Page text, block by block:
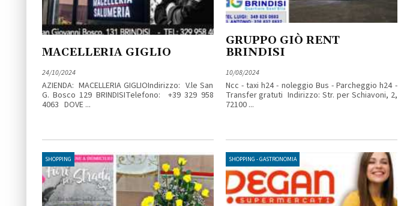
MACELLERIA GIGLIO
24/10/2024
AZIENDA: MACELLERIA GIGLIOIndirizzo: V.le San
G. Bosco 129 BRINDISITelefono: +39 329 958
4063 DOVE ...
GRUPPO GIÒ RENT
BRINDISI
10/08/2024
Ncc - taxi h24 - noleggio Bus - Parcheggio h24 -
Transfer gratuti Indirizzo: Str. per Schiavoni, 2,
72100 ...
SHOPPING SHOPPING - GASTRONOMIA